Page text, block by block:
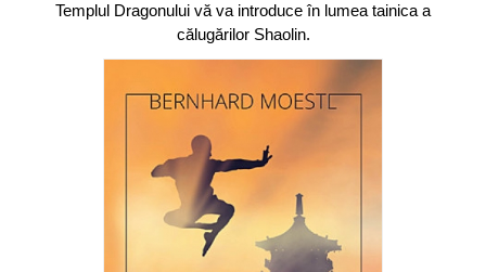
Templul Dragonului vă va introduce în lumea tainica a
călugărilor Shaolin.